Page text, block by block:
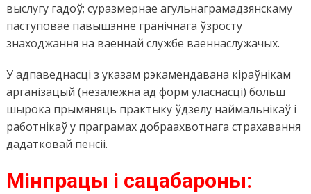
выслугу гадоў; суразмернае агульнаграмадзянскаму
паступовае павышэнне гранічнага ўзросту
знаходжання на ваеннай службе ваеннаслужачых.
У адпаведнасці з указам рэкамендавана кіраўнікам
арганізацый (незалежна ад форм уласнасці) больш
шырока прымяняць практыку ўдзелу наймальнікаў і
работнікаў у праграмах добраахвотнага страхавання
дадатковай пенсіі.
Мінпрацы і сацабароны: